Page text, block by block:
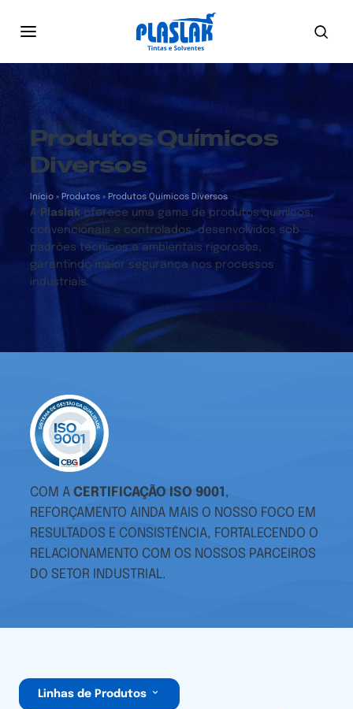
Produtos Químicos
Diversos
Início » Produtos » Produtos Químicos Diversos
A Plaslakoferece uma gama de produtos químicos,
convencionais e controlados, desenvolvidos sob
padrões técnicos e ambientais rigorosos,
garantindo maior segurança nos processos
industriais.
COM A CERTIFICAÇÃO ISO 9001 ,
REFORÇAMENTO AINDA MAIS O NOSSO FOCO EM
RESULTADOS E CONSISTÊNCIA, FORTALECENDO O
RELACIONAMENTO COM OS NOSSOS PARCEIROS
DO SETOR INDUSTRIAL.
Linhas de Produtos